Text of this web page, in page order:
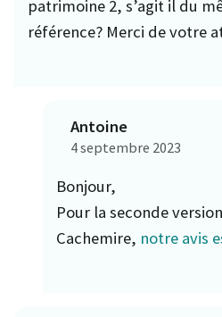
patrimoine 2, s’agit il du
référence? Merci de votre
Antoine
4 septembre 2023
Bonjour,
Pour la seconde
Cachemire, notre avis